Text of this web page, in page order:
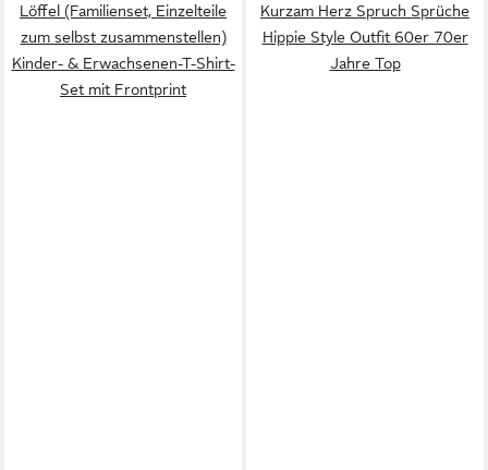
Löffel (Familienset, Einzelteile
zum selbst zusammenstellen)
Kinder- & Erwachsenen-T-Shirt-
Set mit Frontprint
Kurzam Herz Spruch Sprüche
Hippie Style Outfit 60er 70er
Jahre Top